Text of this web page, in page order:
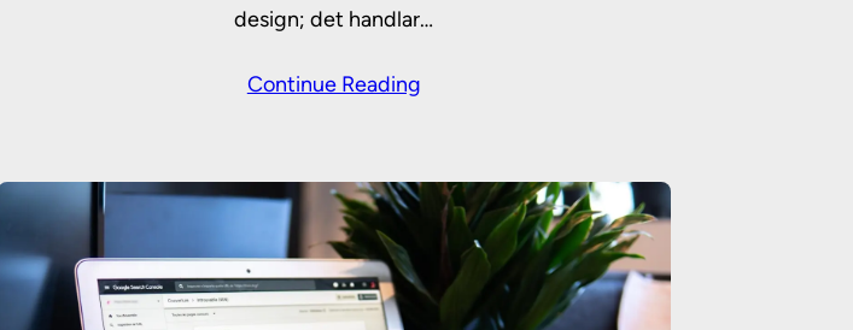
design; det handlar…
Continue Reading